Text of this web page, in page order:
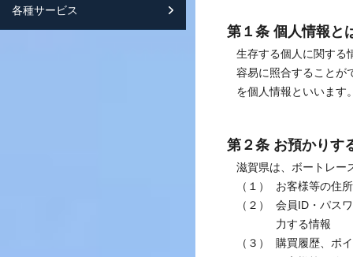
各種サービス
第１条 個人情報と
生存する個人に関する
容易に照合することが
を個人情報といいます
第２条 お預かりす
滋賀県は、ボートレー
（１）
お客様等の住
（２）
会員ID・パス
力する情報
（３）
購買履歴、ポ